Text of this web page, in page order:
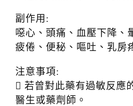
副作用:
噁心、頭痛、血壓下降、
疲倦、便秘、嘔吐、乳房
注意事項:
 若曾對此藥有過敏反應
醫生或藥劑師。